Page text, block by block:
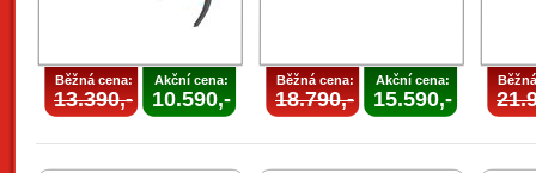
Běžná cena:
13.390,-
Akční cena:
10.590,-
Běžná cena:
18.790,-
Akční cena:
15.590,-